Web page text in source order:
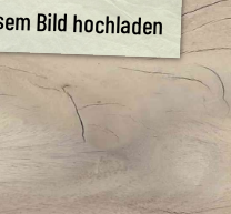
Bild hochladen